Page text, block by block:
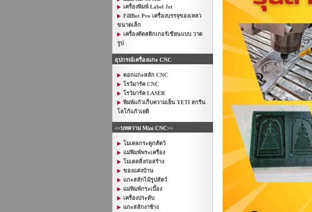
เครื่องพิมพ์ Label Jet
FillBot Pro เครื่องบรรจุของเหลว
ขนาดเล็ก
เครื่องตัดสติกเกอร์เขียนแบบ วาด
รูป
อุปกรณ์เครื่องแกะ CNC
ดอกแกะสลัก CNC
โรว์มาร์ค CNC
โรว์มาร์ค LASER
พิมพ์แก้วเก็บความเย็น YETI สกรีน
โลโก้แก้วเยติ
<<บทความ Mini CNC>>
โมเดลกระดูกสัตว์
แม่พิมพ์พระเครื่อง
โมเดลสิ่งก่อสร้าง
ของแต่งบ้าน
แกะสลักไม้รูปสัตว์
แม่พิมพ์กระเบื้อง
เครื่องประดับ
แกะสลักงาช้าง